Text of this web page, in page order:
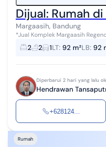
Dijual: Rumah di
Margaasih, Bandung
*Jual Komplek Margaasih Regency*
Bangungan : 92 m² Kamar Tidur : 2 Kamar Mandi : 2 (1 di Kamar Tidur)
Dapur : 1 Harga ...
2 2 1LT: 92 m²LB: 92
Diperbarui 2 hari yang lalu
Hendrawan
+628124...
Rumah